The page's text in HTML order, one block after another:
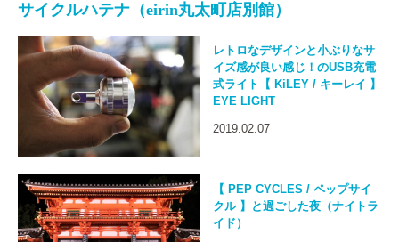
サイクルハテナ（eirin丸太町店別館）
レトロなデザインと小ぶりなサ
イズ感が良い感じ！のUSB充電
式ライト【 KiLEY / キーレイ 】
EYE LIGHT
2019.02.07
【 PEP CYCLES / ペップサイ
クル 】と過ごした夜（ナイトラ
イド）